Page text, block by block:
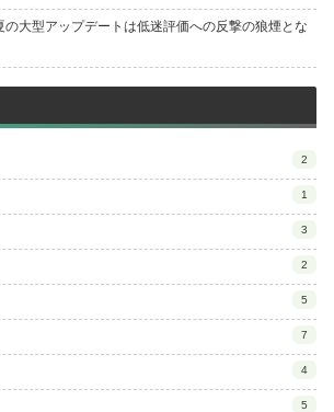
の大型アップデートは低迷評価への反撃の狼煙とな
2
1
3
2
5
7
4
5